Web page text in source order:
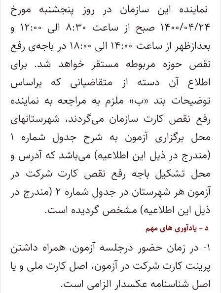
نماینده این سازمان در روز پنجشنبه مورخ
۱۴۰۰/۰۴/۲۴ صبح از ساعت ۸:۳۰ الی ۱۲:۰۰ و
بعدازظهر از ساعت ۱۴:۰۰ الی ۱۸:۰۰ در باجه‌ی رفع
نقص حوزه مربوطه مستقر خواهد شد. برای
اطلاع آن دسته از متقاضیانی که براساس
توضیحات بند «ب» ملزم به مراجعه به نماینده
رفع نقص کارت سازمان می‌گردند، شهرستانهای
محل برگزاری آزمون به شرح جدول شماره ۱
(مندرج در ذیل این اطلاعیه) می‌باشد که آدرس و
محل تشکیل باجه رفع نقص کارت شرکت در
‌آزمون هر شهرستان در جدول شماره ۲ (مندرج در
ذیل این اطلاعیه) مشخص گردیده است.
د‍ – یادآوری های مهم‌
۱- در زمان حضور درجلسه آزمون، همراه داشتن
پرینت کارت شرکت در آزمون، اصل کارت ملی و یا
اصل شناسنامه عکسدار الزامی است.